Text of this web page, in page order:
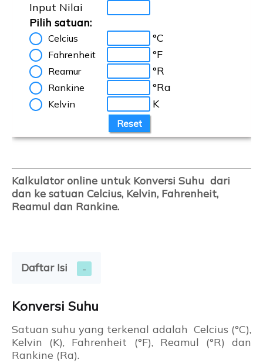
Input Nilai
Pilih satuan:
Celcius °C
Fahrenheit °F
Reamur °R
Rankine °Ra
Kelvin K
Kalkulator online untuk Konversi Suhu dari
dan ke satuan Celcius, Kelvin, Fahrenheit,
Reamul dan Rankine.
Daftar Isi
Konversi Suhu
Satuan suhu yang terkenal adalah Celcius (°C),
Kelvin (K), Fahrenheit (°F), Reamul (°R) dan
Rankine (Ra).